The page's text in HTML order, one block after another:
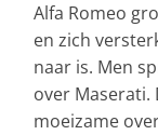
Alfa Romeo
en zich
naar is. Men
over Maserati.
moeizame